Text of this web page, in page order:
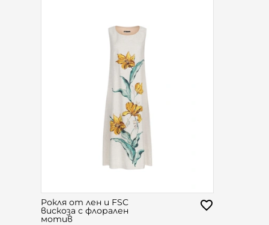
Рокля от лен и FSC
вискоза с флорален
мотив